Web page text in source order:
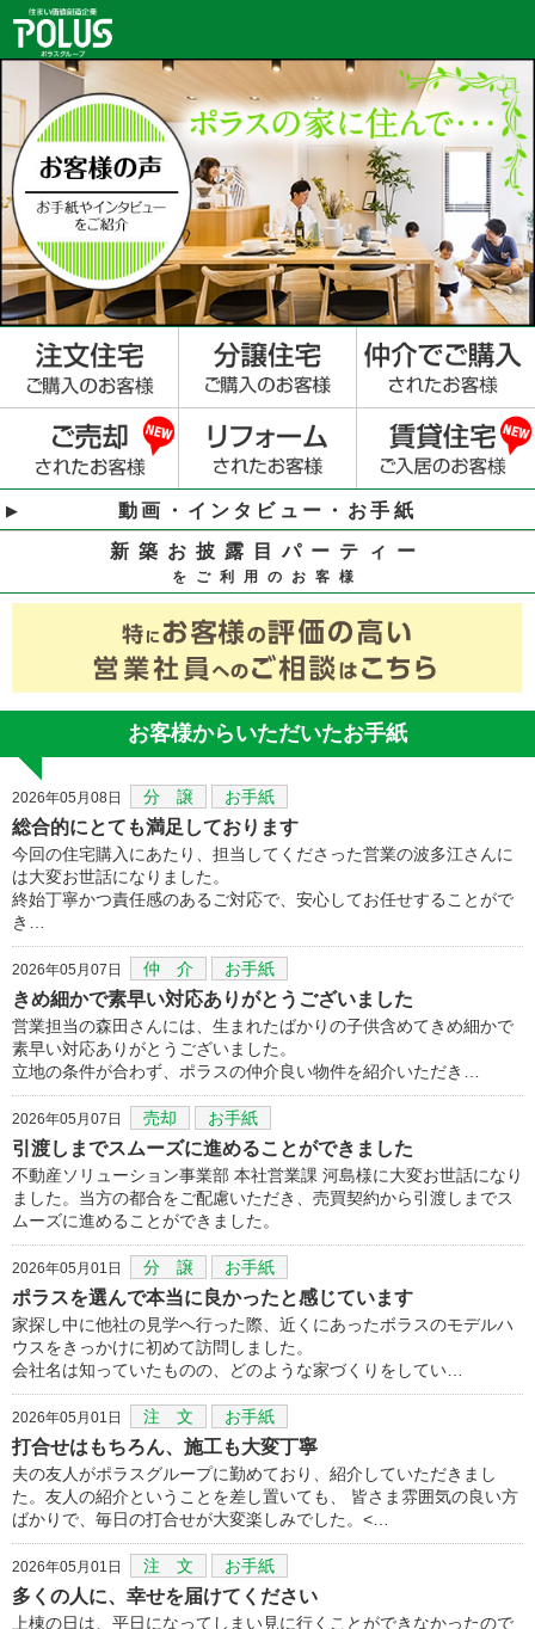
動画・インタビュー・お手紙
新築お披露目パーティー
をご利用のお客様
お客様からいただいたお手紙
2026年05月08日 分 譲 お手紙
総合的にとても満足しております
今回の住宅購入にあたり、担当してくださった営業の波多江さんに
は大変お世話になりました。
終始丁寧かつ責任感のあるご対応で、安心してお任せすることがで
き…
2026年05月07日 仲 介 お手紙
きめ細かで素早い対応ありがとうございました
営業担当の森田さんには、生まれたばかりの子供含めてきめ細かで
素早い対応ありがとうございました。
立地の条件が合わず、ポラスの仲介良い物件を紹介いただき…
2026年05月07日 売却 お手紙
引渡しまでスムーズに進めることができました
不動産ソリューション事業部 本社営業課 河島様に大変お世話になり
ました。当方の都合をご配慮いただき、売買契約から引渡しまでス
ムーズに進めることができました。
2026年05月01日 分 譲 お手紙
ポラスを選んで本当に良かったと感じています
家探し中に他社の見学へ行った際、近くにあったボラスのモデルハ
ウスをきっかけに初めて訪問しました。
会社名は知っていたものの、どのような家づくりをしてい…
2026年05月01日 注 文 お手紙
打合せはもちろん、施工も大変丁寧
夫の友人がポラスグループに勤めており、紹介していただきまし
た。友人の紹介ということを差し置いても、 皆さま雰囲気の良い方
ばかりで、毎日の打合せが大変楽しみでした。<…
2026年05月01日 注 文 お手紙
多くの人に、幸せを届けてください
上棟の日は、平日になってしまい見に行くことができなかったので